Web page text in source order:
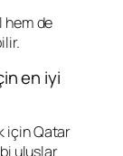
hem de
en iyi
için Qatar
uluslar